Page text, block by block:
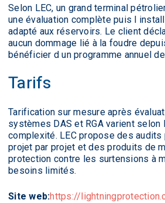
Selon LEC, un grand terminal
une évaluation complète puis l
adapté aux réservoirs. Le client
aucun dommage lié à la foudre
bénéficier d un programme annuel
Tarifs
Tarification sur mesure après
systèmes DAS et RGA varient selon
complexité. LEC propose des
projet par projet et des produits de
protection contre les surtensions à
besoins limités.
Site web:https://